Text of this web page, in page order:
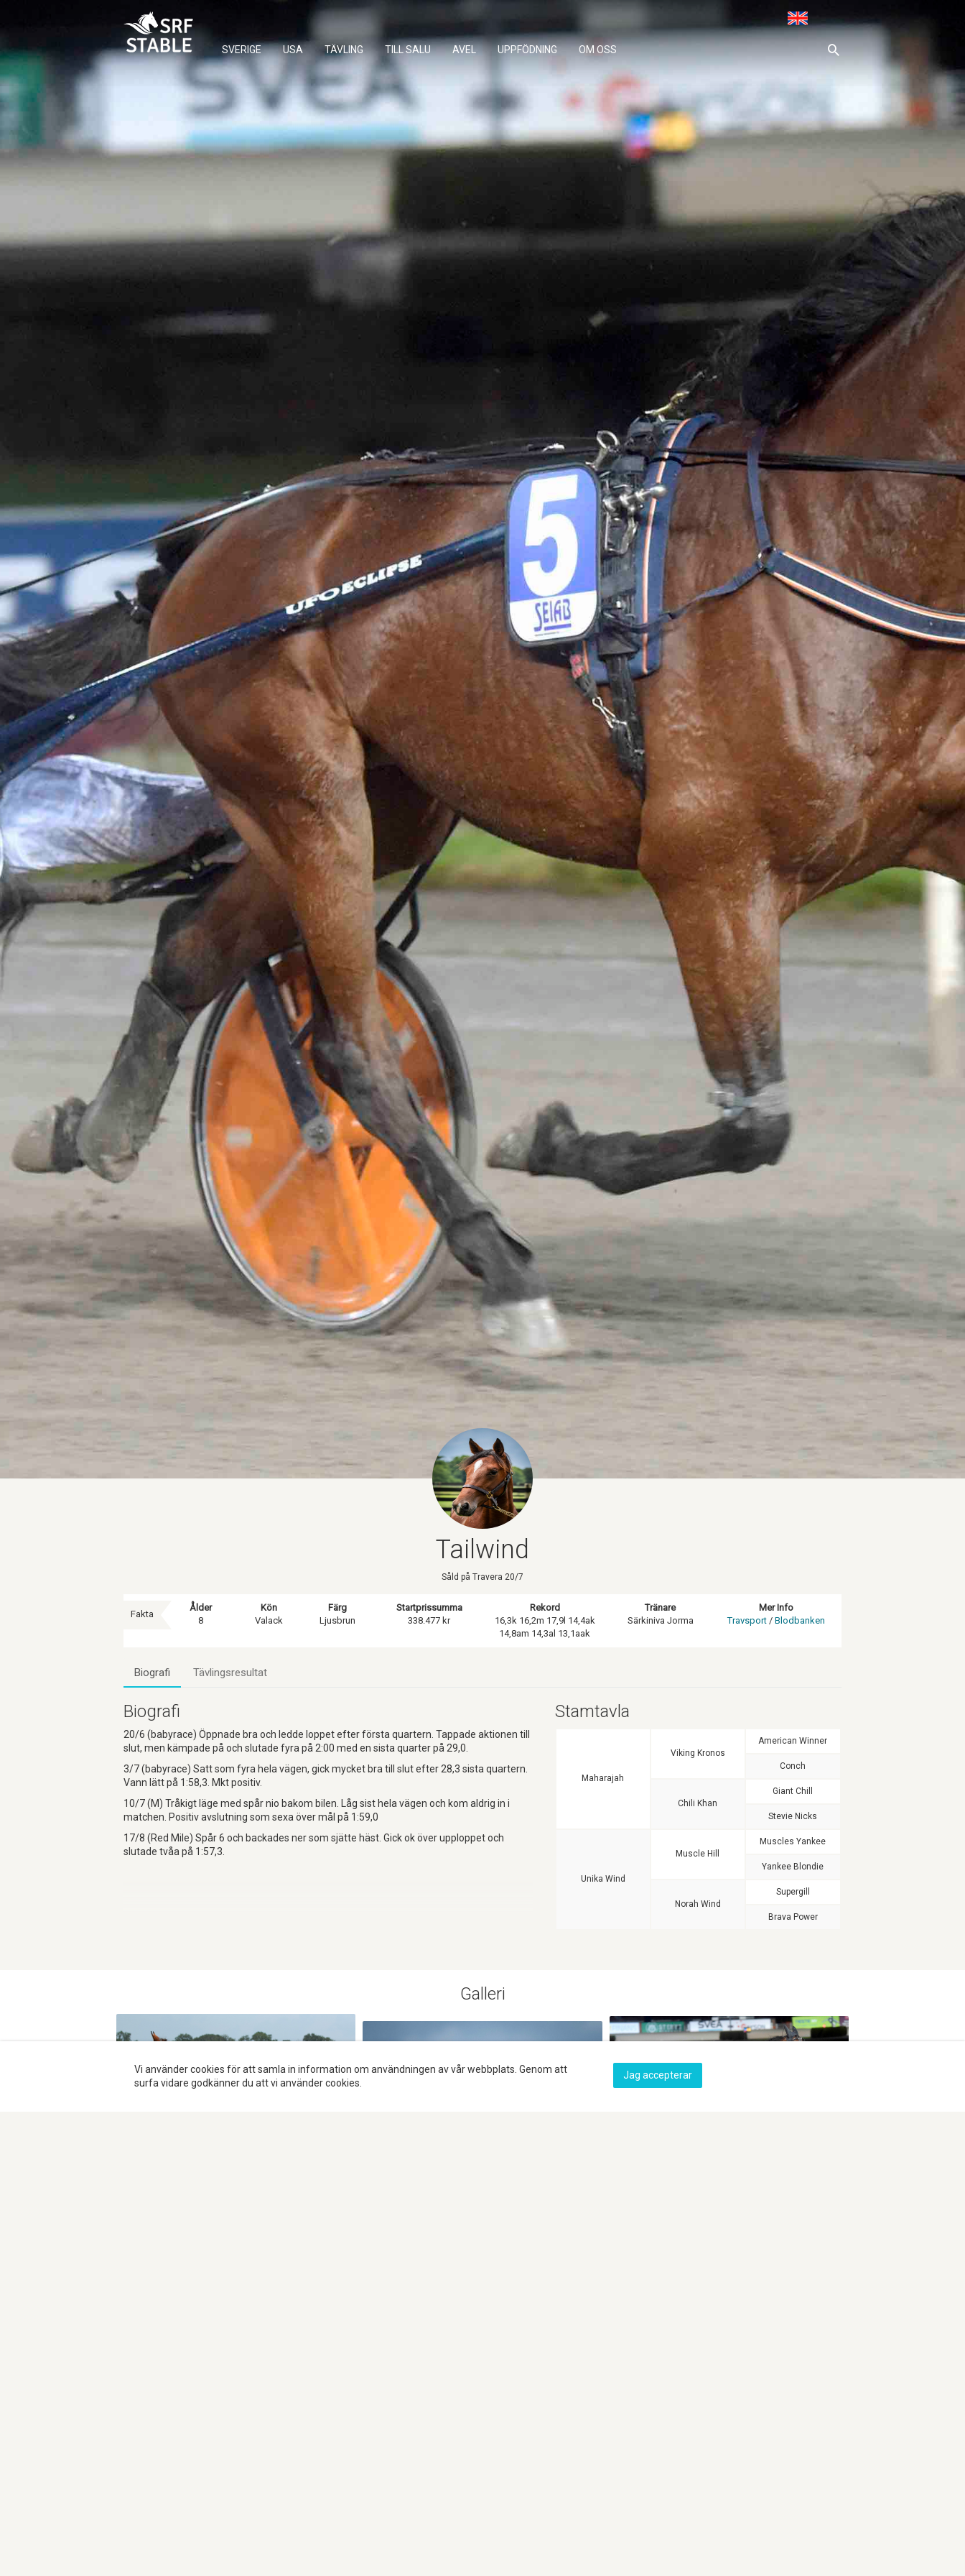
SVERIGE USA TÄVLING TILL SALU AVEL UPPFÖDNING OM OSS
Tailwind
Såld på Travera 20/7
Fakta
Ålder
8
Kön
Valack
Färg
Ljusbrun
Startprissumma
338.477 kr
Rekord
16,3k 16,2m 17,9l 14,4ak
14,8am 14,3al 13,1aak
Tränare
Särkiniva Jorma
Mer Info
Travsport / Blodbanken
Biografi Tävlingsresultat
Biografi
20/6 (babyrace) Öppnade bra och ledde loppet efter första quartern. Tappade aktionen till
slut, men kämpade på och slutade fyra på 2:00 med en sista quarter på 29,0.
3/7 (babyrace) Satt som fyra hela vägen, gick mycket bra till slut efter 28,3 sista quartern.
Vann lätt på 1:58,3. Mkt positiv.
10/7 (M) Tråkigt läge med spår nio bakom bilen. Låg sist hela vägen och kom aldrig in i
matchen. Positiv avslutning som sexa över mål på 1:59,0
17/8 (Red Mile) Spår 6 och backades ner som sjätte häst. Gick ok över upploppet och
slutade tvåa på 1:57,3.
Stamtavla
Maharajah
Viking Kronos
American Winner
Conch
Chili Khan
Giant Chill
Stevie Nicks
Unika Wind
Muscle Hill
Muscles Yankee
Yankee Blondie
Norah Wind
Supergill
Brava Power
Galleri
Vi använder cookies för att samla in information om användningen av vår webbplats. Genom att
surfa vidare godkänner du att vi använder cookies.
Jag accepterar